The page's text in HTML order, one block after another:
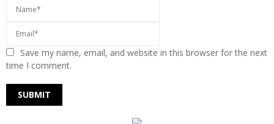
Save my name, email, and website in this browser for the next
time I comment.